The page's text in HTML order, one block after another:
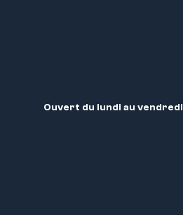
Ouvert du lundi au vendredi